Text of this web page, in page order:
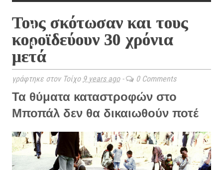
n
u
Τους σκότωσαν και τους
κοροϊδεύουν 30 χρόνια
μετά
γράφτηκε στον Τοίχο 9 years ago- 0 Comments
Τα θύματα καταστροφών στο
Μποπάλ δεν θα δικαιωθούν ποτέ